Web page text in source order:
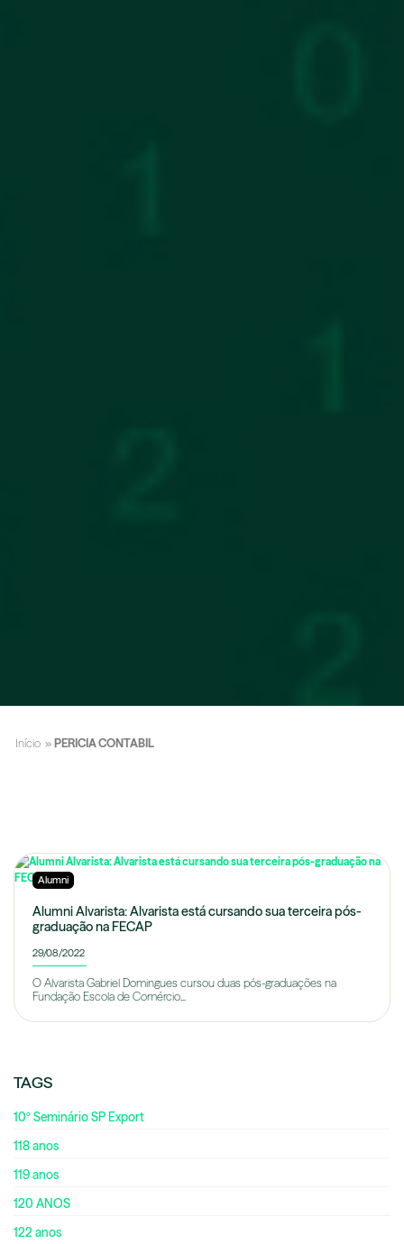
Início » PERICIA CONTABIL
Alumni
Alumni Alvarista: Alvarista está cursando sua terceira pós-
graduação na FECAP
29/08/2022
O Alvarista Gabriel Domingues cursou duas pós-graduações na
Fundação Escola de Comércio...
TAGS
10º Seminário SP Export
118 anos
119 anos
120 ANOS
122 anos